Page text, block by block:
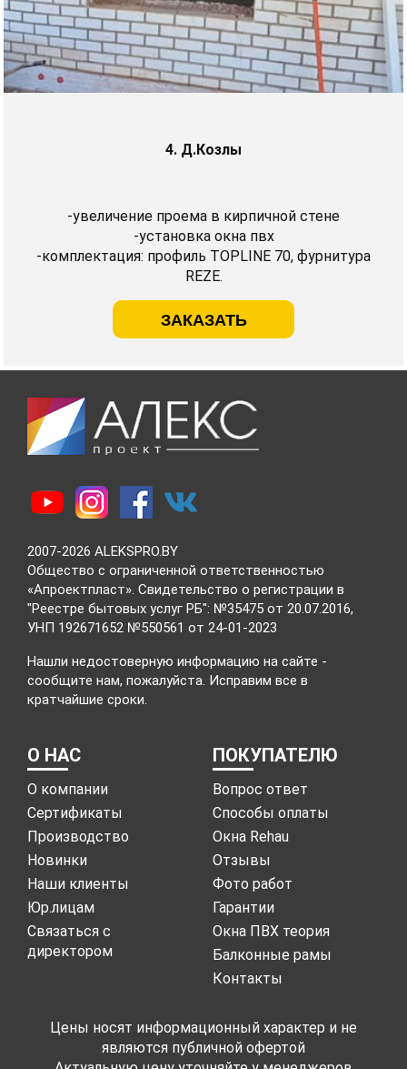
4. Д.Козлы
-увеличение проема в кирпичной стене
-установка окна пвх
-комплектация: профиль TOPLINE 70, фурнитура
REZE.
ЗАКАЗАТЬ
2007-2026 ALEKSPRO.BY
Общество с ограниченной ответственностью
«Апроектпласт». Свидетельство о регистрации в
"Реестре бытовых услуг РБ": №35475 от 20.07.2016,
УНП 192671652 №550561 от 24-01-2023
Нашли недостоверную информацию на сайте -
сообщите нам, пожалуйста. Исправим все в
кратчайшие сроки.
О НАС
О компании
Сертификаты
Производство
Новинки
Наши клиенты
Юр.лицам
Связаться с
директором
ПОКУПАТЕЛЮ
Вопрос ответ
Способы оплаты
Окна Rehau
Отзывы
Фото работ
Гарантии
Окна ПВХ теория
Балконные рамы
Контакты
Цены носят информационный характер и не
являются публичной офертой